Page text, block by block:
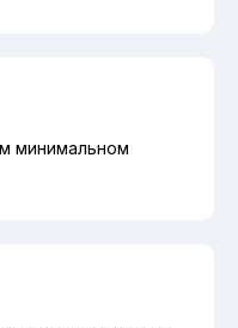
минимальном